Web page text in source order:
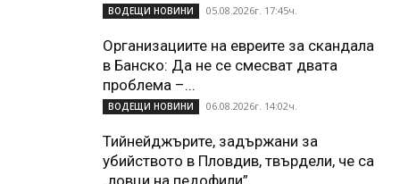
ВОДЕЩИ НОВИНИ 05.08.2026г. 17:45ч.
Организациите на евреите за скандала
в Банско: Да не се смесват двата
проблема –...
ВОДЕЩИ НОВИНИ 06.08.2026г. 14:02ч.
Тийнейджърите, задържани за
убийството в Пловдив, твърдели, че са